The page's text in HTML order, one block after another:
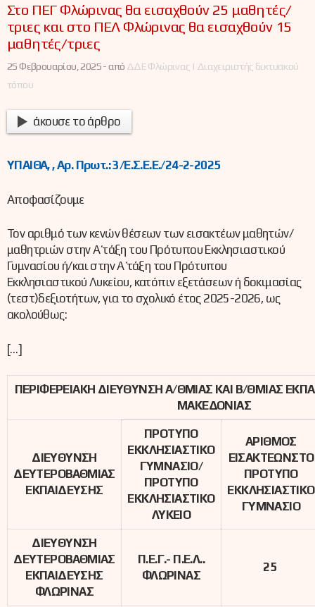
Στο ΠΕΓ Φλώρινας θα εισαχθούν 25 μαθητές/
τριες και στο ΠΕΛ Φλώρινας θα εισαχθούν 15
μαθητές/τριες
25 Φεβρουαρίου, 2025 -από ΔΔΕ Φλώρινας | Διαχειριστής δικτυακού
τόπου
άκουσε το άρθρο
ΥΠΑΙΘΑ, , Αρ. Πρωτ.: 3/Ε.Σ.Ε.Ε./24-2-2025
Αποφασίζουμε
Τον αριθμό των κενών θέσεων των εισακτέων μαθητών/
μαθητριών στην Α΄ τάξη του Πρότυπου Εκκλησιαστικού
Γυμνασίου ή/και στην Α΄ τάξη του Πρότυπου
Εκκλησιαστικού Λυκείου, κατόπιν εξετάσεων ή δοκιμασίας
(τεστ)δεξιοτήτων, για το σχολικό έτος 2025-2026, ως
ακολούθως:
[…]
ΠΕΡΙΦΕΡΕΙΑΚΗ ΔΙΕΥΘΥΝΣΗ Α/ΘΜΙΑΣ ΚΑΙ Β/ΘΜΙΑΣ
ΜΑΚΕΔΟΝΙΑΣ
ΔΙΕΥΘΥΝΣΗ
ΔΕΥΤΕΡΟΒΑΘΜΙΑΣ
ΕΚΠΑΙΔΕΥΣΗΣ
ΠΡΟΤΥΠΟ
ΕΚΚΛΗΣΙΑΣΤΙΚΟ
ΓΥΜΝΑΣΙΟ/
ΠΡΟΤΥΠΟ
ΕΚΚΛΗΣΙΑΣΤΙΚΟ
ΛΥΚΕΙΟ
ΑΡΙΘΜΟΣ
ΕΙΣΑΚΤΕΩΝΣΤΟ
ΠΡΟΤΥΠΟ
ΕΚΚΛΗΣΙΑΣΤΙΚΟ
ΓΥΜΝΑΣΙΟ
ΔΙΕΥΘΥΝΣΗ
ΔΕΥΤΕΡΟΒΑΘΜΙΑΣ
ΕΚΠΑΙΔΕΥΣΗΣ
ΦΛΩΡΙΝΑΣ
Π.Ε.Γ.- Π.Ε.Λ..
ΦΛΩΡΙΝΑΣ
25